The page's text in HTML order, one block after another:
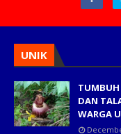
UNIK
TUMBUH
DAN
WARGA